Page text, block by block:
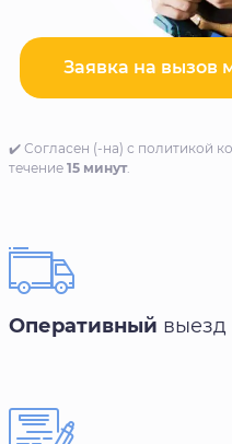
Заявка на вызов
✔️ Согласен (-на) с политикой
течение 15 минут.
Оперативный выезд